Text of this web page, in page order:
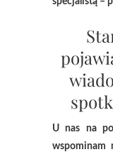
U nas na
wspominam